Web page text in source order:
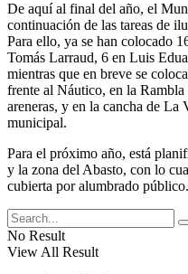
De aquí al final del año, el
continuación de las tareas de
Para ello, ya se han colocado
Tomás Larraud, 6 en Luis
mientras que en breve se
frente al Náutico, en la Rambla
areneras, y en la cancha de La
municipal.
Para el próximo año, está
y la zona del Abasto, con lo
cubierta por alumbrado público.
No Result
View All Result